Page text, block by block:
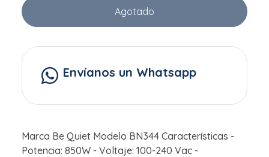
Agotado
Envíanos un Whatsapp
Marca Be Quiet Modelo BN344 Características -
Potencia: 850W - Voltaje: 100-240 Vac -